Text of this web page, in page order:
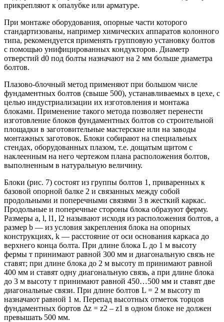
прикрепляют к опалубке или арматуре.
При монтаже оборудования, опорные части которого
стандартизованы, например химических аппаратов колонного
типа, рекомендуется применять групповую установку болтов
с помощью унифицированных кондукторов. Диаметр
отверстий d0 под болты назначают на 2 мм больше диаметра
болтов.
Плазово-блочный метод применяют при большом числе
фундаментных болтов (свыше 500), устанавливаемых в цехе, с
целью индустриализации их изготовления и монтажа
блоками. Применение такого метода позволяет перенести
изготовление блоков фундаментных болтов со строительной
площадки в заготовительные мастерские или на заводы
монтажных заготовок. Блоки собирают на специальных
стендах, оборудованных плазом, т.е. дощатым щитом с
наклеенным на него чертежом плана расположения болтов,
выполненным в натуральную величину.
Блоки (рис. 7) состоят из группы болтов 1, приваренных к
базовой опорной балке 2 и связанных между собой
продольными и поперечными связями 3 в жесткий каркас.
Продольные и поперечные стороны блока образуют ферму.
Размеры а, l, l1, l2 называют исходя из расположения болтов, а
размер b — из условия закрепления блока на опорных
конструкциях, k — расстояние от оси основания каркаса до
верхнего конца болта. При длине блока L до 1 м высоту
фермы т принимают равной 300 мм и диагональную связь не
ставят; при длине блока до 2 м высоту m принимают равной
400 мм и ставят одну диагональную связь, а при длине блока
до 3 м высоту т принимают равной 450…500 мм и ставят две
диагональные связи. При длине болтов L = 2 м высоту m
назначают равной 1 м. Перепад высотных отметок торцов
фундаментных бортов Δz = z2 – z1 в одном блоке не должен
превышать 500 мм.